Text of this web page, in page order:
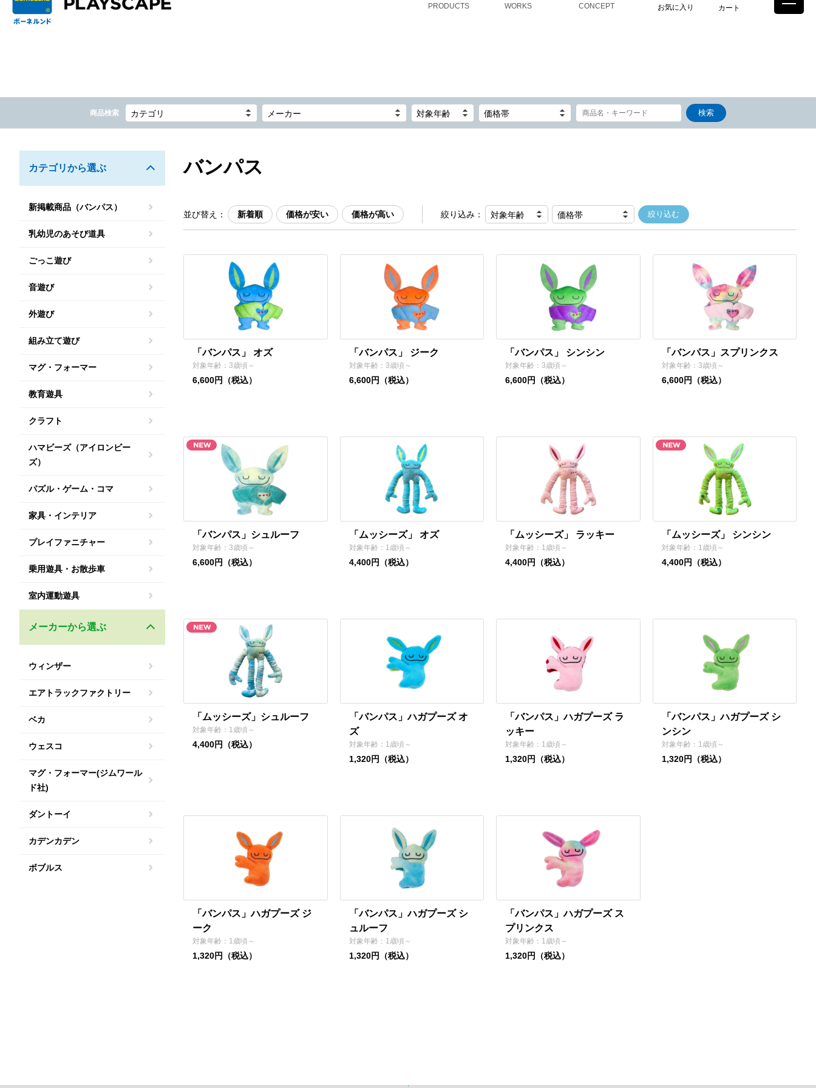
PRODUCTS WORKS CONCEPT お気に入り カート
商品検索 カテゴリ メーカー 対象年齢 価格帯
カテゴリから選ぶ
新掲載商品（バンパス）
乳幼児のあそび道具
ごっこ遊び
音遊び
外遊び
組み立て遊び
マグ・フォーマー
教育遊具
クラフト
ハマビーズ（アイロンビー
ズ）
パズル・ゲーム・コマ
家具・インテリア
プレイファニチャー
乗用遊具・お散歩車
室内運動遊具
メーカーから選ぶ
ウィンザー
エアトラックファクトリー
ベカ
ウェスコ
マグ・フォーマー(ジムワール
ド社)
ダントーイ
カデンカデン
ボブルス
バンパス
並び替え： 新着順 価格が安い 価格が高い 絞り込み： 対象年齢 価格帯
「バンパス」 オズ
対象年齢：3歳頃～
6,600円（税込）
「バンパス」 ジーク
対象年齢：3歳頃～
6,600円（税込）
「バンパス」 シンシン
対象年齢：3歳頃～
6,600円（税込）
「バンパス」スプリンクス
対象年齢：3歳頃～
6,600円（税込）
「バンパス」シュルーフ
対象年齢：3歳頃～
6,600円（税込）
「ムッシーズ」 オズ
対象年齢：1歳頃～
4,400円（税込）
「ムッシーズ」 ラッキー
対象年齢：1歳頃～
4,400円（税込）
「ムッシーズ」 シンシン
対象年齢：1歳頃～
4,400円（税込）
「ムッシーズ」シュルーフ
対象年齢：1歳頃～
4,400円（税込）
「バンパス」ハガプーズ オ
ズ
対象年齢：1歳頃～
1,320円（税込）
「バンパス」ハガプーズ ラ
ッキー
対象年齢：1歳頃～
1,320円（税込）
「バンパス」ハガプーズ シ
ンシン
対象年齢：1歳頃～
1,320円（税込）
「バンパス」ハガプーズ ジ
ーク
対象年齢：1歳頃～
1,320円（税込）
「バンパス」ハガプーズ シ
ュルーフ
対象年齢：1歳頃～
1,320円（税込）
「バンパス」ハガプーズ ス
プリンクス
対象年齢：1歳頃～
1,320円（税込）